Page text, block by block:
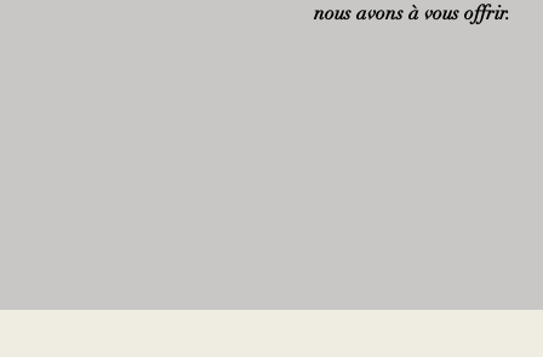
nous avons à vous offrir.